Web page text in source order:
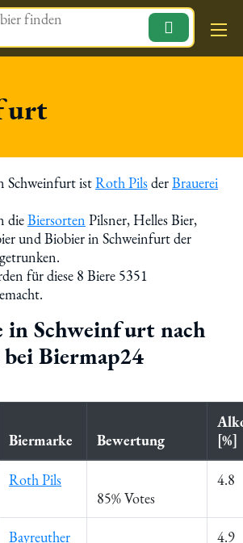
Magazin
Schweinfurt istRoth PilsderBrauerei
dieBiersorten Pilsner, Helles Bier,
und Biobier in Schweinfurt der
für diese 8 Biere 5351
in Schweinfurt nach
Biermap24
Biermarke Bewertung
[%]
Roth Pils
85% Votes
4.8
Bayreuther
4.9